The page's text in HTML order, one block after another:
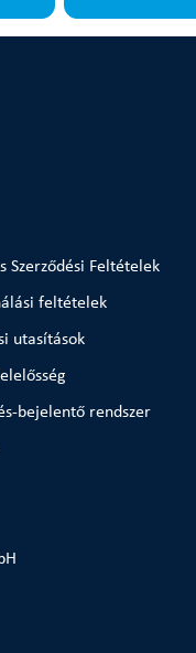
Szerződési Feltételek
feltételek
utasítások
bejelentő rendszer